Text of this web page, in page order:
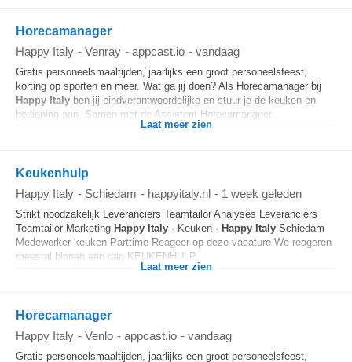
Horecamanager
Happy Italy - Venray - appcast.io - vandaag
Gratis personeelsmaaltijden, jaarlijks een groot personeelsfeest,
korting op sporten en meer. Wat ga jij doen? Als Horecamanager bij
Happy Italy ben jij eindverantwoordelijke en stuur je de keuken en
bediening aan. Samen met de Assistent Horecamanager...
Laat meer zien
Keukenhulp
Happy Italy - Schiedam - happyitaly.nl - 1 week geleden
Strikt noodzakelijk Leveranciers Teamtailor Analyses Leveranciers
Teamtailor Marketing Happy Italy · Keuken · Happy Italy Schiedam
Medewerker keuken Parttime Reageer op deze vacature We reageren
meestal binnen een dag KEUKENHULP...
Laat meer zien
Horecamanager
Happy Italy - Venlo - appcast.io - vandaag
Gratis personeelsmaaltijden, jaarlijks een groot personeelsfeest,